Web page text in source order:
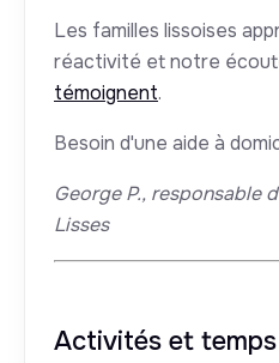
Les familles lissoises
réactivité et notre
témoignent.
Besoin d'une aide à
George P., responsable
Lisses
Activités et